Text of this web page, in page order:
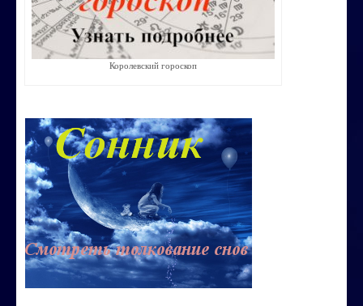
Строим счастливую семью
СТОИМОСТЬ УСЛУГ
КОНТАКТЫ
Королевский гороскоп